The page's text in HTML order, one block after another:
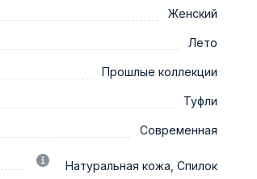
Женский
Лето
Прошлые коллекции
Туфли
Современная
Натуральная кожа, Спилок